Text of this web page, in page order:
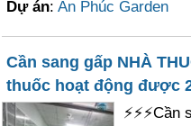
Dự án:An Phúc Garden
Cần sang gấp NHÀ
thuốc hoạt động được